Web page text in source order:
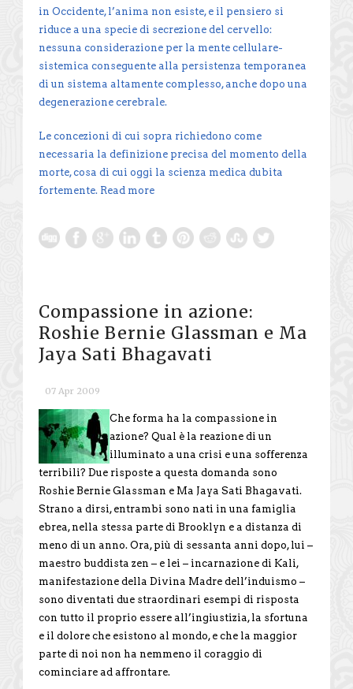
in Occidente, l’anima non esiste, e il pensiero si
riduce a una specie di secrezione del cervello:
nessuna considerazione per la mente cellulare-
sistemica conseguente alla persistenza temporanea
di un sistema altamente complesso, anche dopo una
degenerazione cerebrale.
Le concezioni di cui sopra richiedono come
necessaria la definizione precisa del momento della
morte, cosa di cui oggi la scienza medica dubita
fortemente. Read more
Compassione in azione:
Roshie Bernie Glassman e Ma
Jaya Sati Bhagavati
07 Apr 2009
Che forma ha la compassione in
azione? Qual è la reazione di un
illuminato a una crisi e una sofferenza
terribili? Due risposte a questa domanda sono
Roshie Bernie Glassman e Ma Jaya Sati Bhagavati.
Strano a dirsi, entrambi sono nati in una famiglia
ebrea, nella stessa parte di Brooklyn e a distanza di
meno di un anno. Ora, più di sessanta anni dopo, lui –
maestro buddista zen – e lei – incarnazione di Kali,
manifestazione della Divina Madre dell’induismo –
sono diventati due straordinari esempi di risposta
con tutto il proprio essere all’ingiustizia, la sfortuna
e il dolore che esistono al mondo, e che la maggior
parte di noi non ha nemmeno il coraggio di
cominciare ad affrontare.